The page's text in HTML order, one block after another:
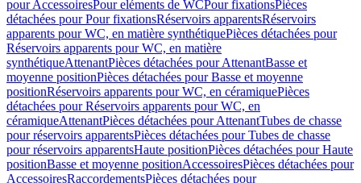
pour AccessoiresPour eléments de WCPour fixationsPièces
détachées pour Pour fixationsRéservoirs apparentsRéservoirs
apparents pour WC, en matière synthétiquePièces détachées pour
Réservoirs apparents pour WC, en matière
synthétiqueAttenantPièces détachées pour AttenantBasse et
moyenne positionPièces détachées pour Basse et moyenne
positionRéservoirs apparents pour WC, en céramiquePièces
détachées pour Réservoirs apparents pour WC, en
céramiqueAttenantPièces détachées pour AttenantTubes de chasse
pour réservoirs apparentsPièces détachées pour Tubes de chasse
pour réservoirs apparentsHaute positionPièces détachées pour Haute
positionBasse et moyenne positionAccessoiresPièces détachées pour
AccessoiresRaccordementsPièces détachées pour